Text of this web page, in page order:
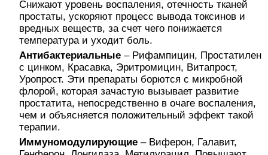
Снижают уровень воспаления, отечность тканей
простаты, ускоряют процесс вывода токсинов и
вредных веществ, за счет чего понижается
температура и уходит боль.
Антибактериальные – Рифампицин, Простатилен
с цинком, Красавка, Эритромицин, Витапрост,
Уропрост. Эти препараты борются с микробной
флорой, которая зачастую вызывает развитие
простатита, непосредственно в очаге воспаления,
чем и объясняется положительный эффект такой
терапии.
Иммуномодулирующие – Виферон, Галавит,